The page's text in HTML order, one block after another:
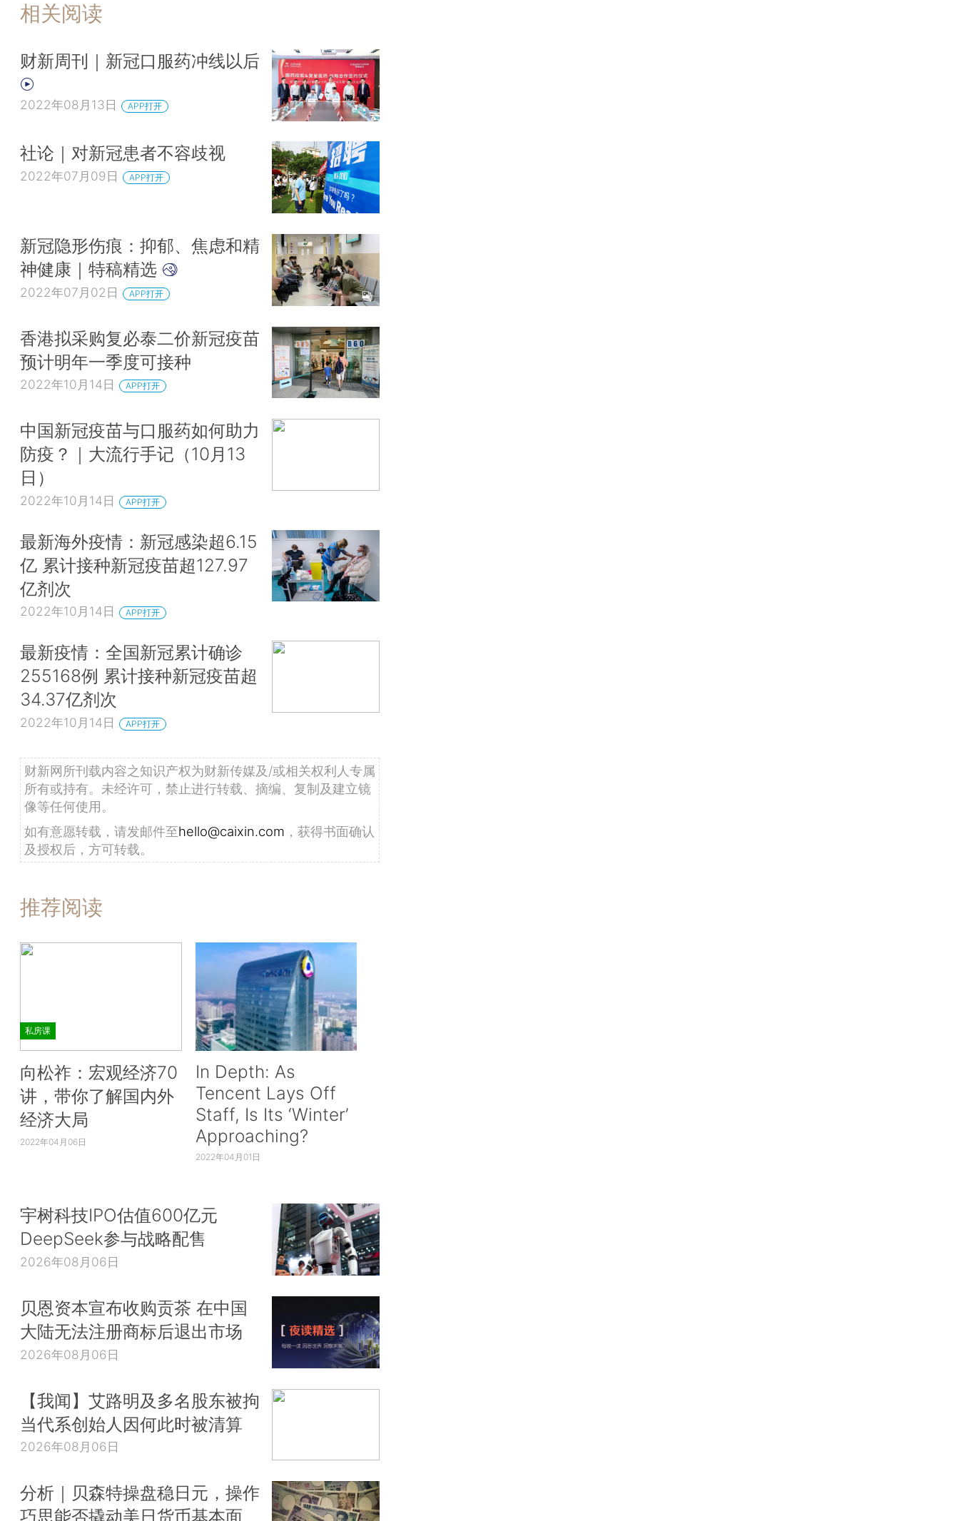
相关阅读
财新周刊｜新冠口服药冲线以后
2022年08月13日 APP打开
社论｜对新冠患者不容歧视
2022年07月09日 APP打开
新冠隐形伤痕：抑郁、焦虑和精
神健康｜特稿精选
2022年07月02日 APP打开
香港拟采购复必泰二价新冠疫苗
预计明年一季度可接种
2022年10月14日 APP打开
中国新冠疫苗与口服药如何助力
防疫？｜大流行手记（10月13
日）
2022年10月14日 APP打开
最新海外疫情：新冠感染超6.15
亿 累计接种新冠疫苗超127.97
亿剂次
2022年10月14日 APP打开
最新疫情：全国新冠累计确诊
255168例 累计接种新冠疫苗超
34.37亿剂次
2022年10月14日 APP打开
财新网所刊载内容之知识产权为财新传媒及/或相关权利人专属
所有或持有。未经许可，禁止进行转载、摘编、复制及建立镜
像等任何使用。
如有意愿转载，请发邮件至hello@caixin.com ，获得书面确认
及授权后，方可转载。
推荐阅读
私房课
向松祚：宏观经济70
讲，带你了解国内外
经济大局
2022年04月06日
In Depth: As
Tencent Lays Off
Staff, Is Its ‘Winter’
Approaching?
2022年04月01日
宇树科技IPO估值600亿元
DeepSeek参与战略配售
2026年08月06日
贝恩资本宣布收购贡茶 在中国
大陆无法注册商标后退出市场
2026年08月06日
【我闻】艾路明及多名股东被拘
当代系创始人因何此时被清算
2026年08月06日
分析｜贝森特操盘稳日元，操作
巧思能否撬动美日货币基本面